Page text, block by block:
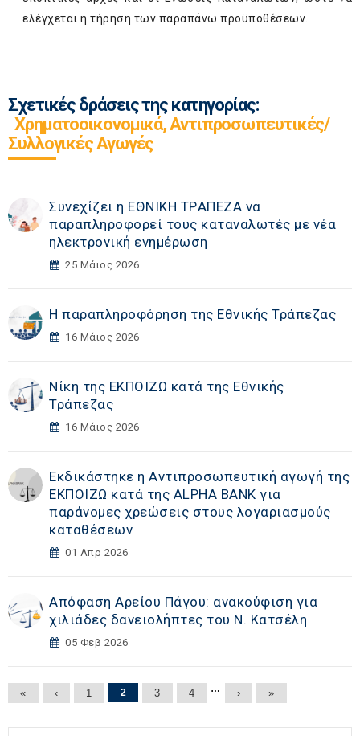
ελέγχεται η τήρηση των παραπάνω προϋποθέσεων.
Σχετικές δράσεις της κατηγορίας:
Χρηματοοικονομικά, Αντιπροσωπευτικές/
Συλλογικές Αγωγές
Συνεχίζει η ΕΘΝΙΚΗ TΡAΠEZA να
παραπληροφορεί τους καταναλωτές με νέα
ηλεκτρονική ενημέρωση
25 Μάιος 2026
Η παραπληροφόρηση της Εθνικής Τράπεζας
16 Μάιος 2026
Νίκη της ΕΚΠΟΙΖΩ κατά της Εθνικής
Τράπεζας
16 Μάιος 2026
Εκδικάστηκε η Αντιπροσωπευτική αγωγή της
ΕΚΠΟΙΖΩ κατά της ALPHA BANK για
παράνομες χρεώσεις στους λογαριασμούς
καταθέσεων
01 Απρ 2026
Απόφαση Αρείου Πάγου: ανακούφιση για
χιλιάδες δανειολήπτες του Ν. Κατσέλη
05 Φεβ 2026
Σελίδες
« ‹ 1 2 3 4 … › »